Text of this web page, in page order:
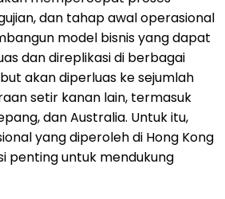
dan tahap awal operasional
model bisnis yang dapat
dan direplikasi di berbagai
akan diperluas ke sejumlah
setir kanan lain, termasuk
dan Australia. Untuk itu,
yang diperoleh di Hong Kong
penting untuk mendukung